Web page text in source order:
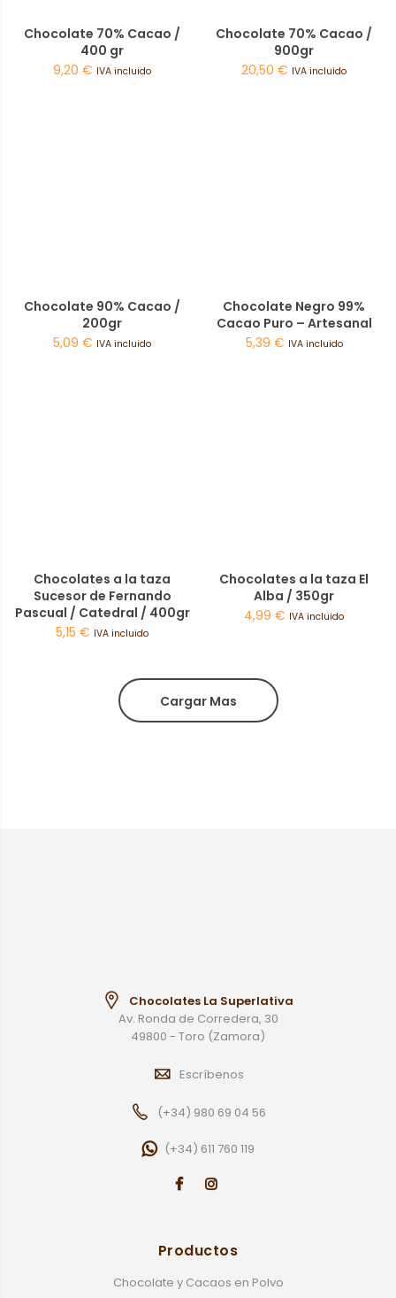
Chocolate 70% Cacao /
400 gr
9,20 € IVA incluido
Chocolate 70% Cacao /
900gr
20,50 € IVA incluido
Chocolate 90% Cacao /
200gr
5,09 € IVA incluido
Chocolate Negro 99%
Cacao Puro – Artesanal
5,39 € IVA incluido
Chocolates a la taza
Sucesor de Fernando
Pascual / Catedral / 400gr
5,15 € IVA incluido
Chocolates a la taza El
Alba / 350gr
4,99 € IVA incluido
Cargar Mas
Chocolates La Superlativa
Av. Ronda de Corredera, 30
49800 - Toro (Zamora)
Escríbenos
(+34) 980 69 04 56
(+34) 611 760 119
Productos
Chocolate y Cacaos en Polvo